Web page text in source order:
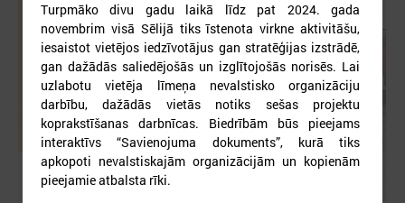
Turpmāko divu gadu laikā līdz pat 2024. gada
novembrim visā Sēlijā tiks īstenota virkne aktivitāšu,
iesaistot vietējos iedzīvotājus gan stratēģijas izstrādē,
gan dažādās saliedējošās un izglītojošās norisēs. Lai
uzlabotu vietēja līmeņa nevalstisko organizāciju
darbību, dažādās vietās notiks sešas projektu
koprakstīšanas darbnīcas. Biedrībām būs pieejams
interaktīvs “Savienojuma dokuments”, kurā tiks
apkopoti nevalstiskajām organizācijām un kopienām
pieejamie atbalsta rīki.